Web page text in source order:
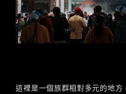
這裡是一個族群相對多元的地方